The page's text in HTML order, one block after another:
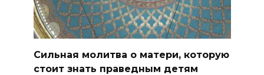
Сильная молитва о матери, которую
стоит знать праведным детям